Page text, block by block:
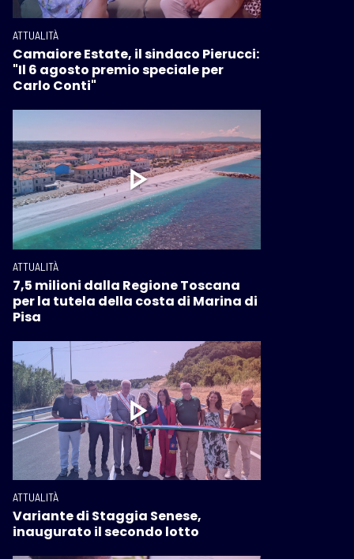
ATTUALITÀ
Camaiore Estate, il sindaco Pierucci:
"Il 6 agosto premio speciale per
Carlo Conti"
ATTUALITÀ
7,5 milioni dalla Regione Toscana
per la tutela della costa di Marina di
Pisa
ATTUALITÀ
Variante di Staggia Senese,
inaugurato il secondo lotto